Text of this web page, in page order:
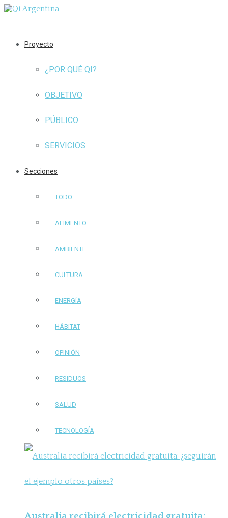
Proyecto
¿POR QUÉ QI?
OBJETIVO
PÚBLICO
SERVICIOS
Secciones
TODO
ALIMENTO
AMBIENTE
CULTURA
ENERGÍA
HÁBITAT
OPINIÓN
RESIDUOS
SALUD
TECNOLOGÍA